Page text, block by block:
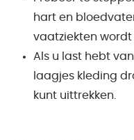
hart en
vaatziekten
Als u last hebt
laagjes kleding
kunt uittrekken.